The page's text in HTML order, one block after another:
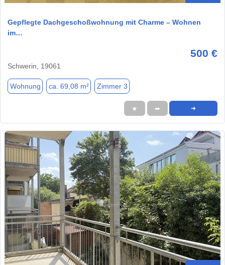
Gepflegte Dachgeschoßwohnung mit Charme – Wohnen
im…
500 €
Schwerin, 19061
Wohnung ca. 69,08 m² Zimmer 3
★ ➦ ➜